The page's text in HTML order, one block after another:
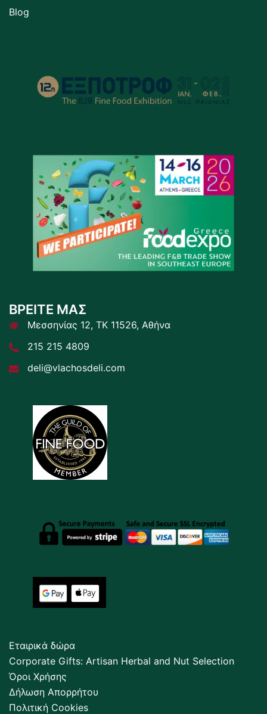
Blog
ΒΡΕΙΤΕ ΜΑΣ
Μεσσηνίας 12, ΤΚ 11526, Αθήνα
215 215 4809
deli@vlachosdeli.com
Εταιρικά δώρα
Corporate Gifts: Artisan Herbal and Nut Selection
Όροι Χρήσης
Δήλωση Απορρήτου
Πολιτική Cookies